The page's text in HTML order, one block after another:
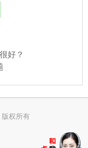
好？
权所有